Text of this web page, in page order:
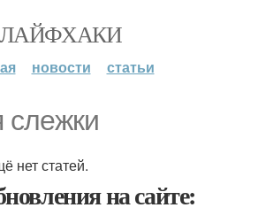
ЛАЙФХАКИ
новости статьи
нет статей.
на сайте: